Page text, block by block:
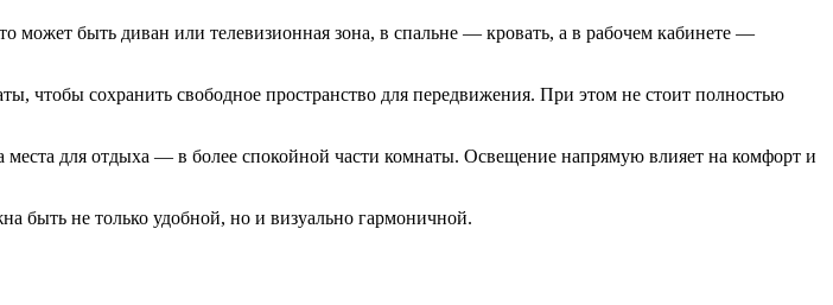
может быть диван или телевизионная зона, в спальне — кровать, а в рабочем кабинете —
чтобы сохранить свободное пространство для передвижения. При этом не стоит полностью
для отдыха — в более спокойной части комнаты. Освещение напрямую влияет на комфорт и
быть не только удобной, но и визуально гармоничной.